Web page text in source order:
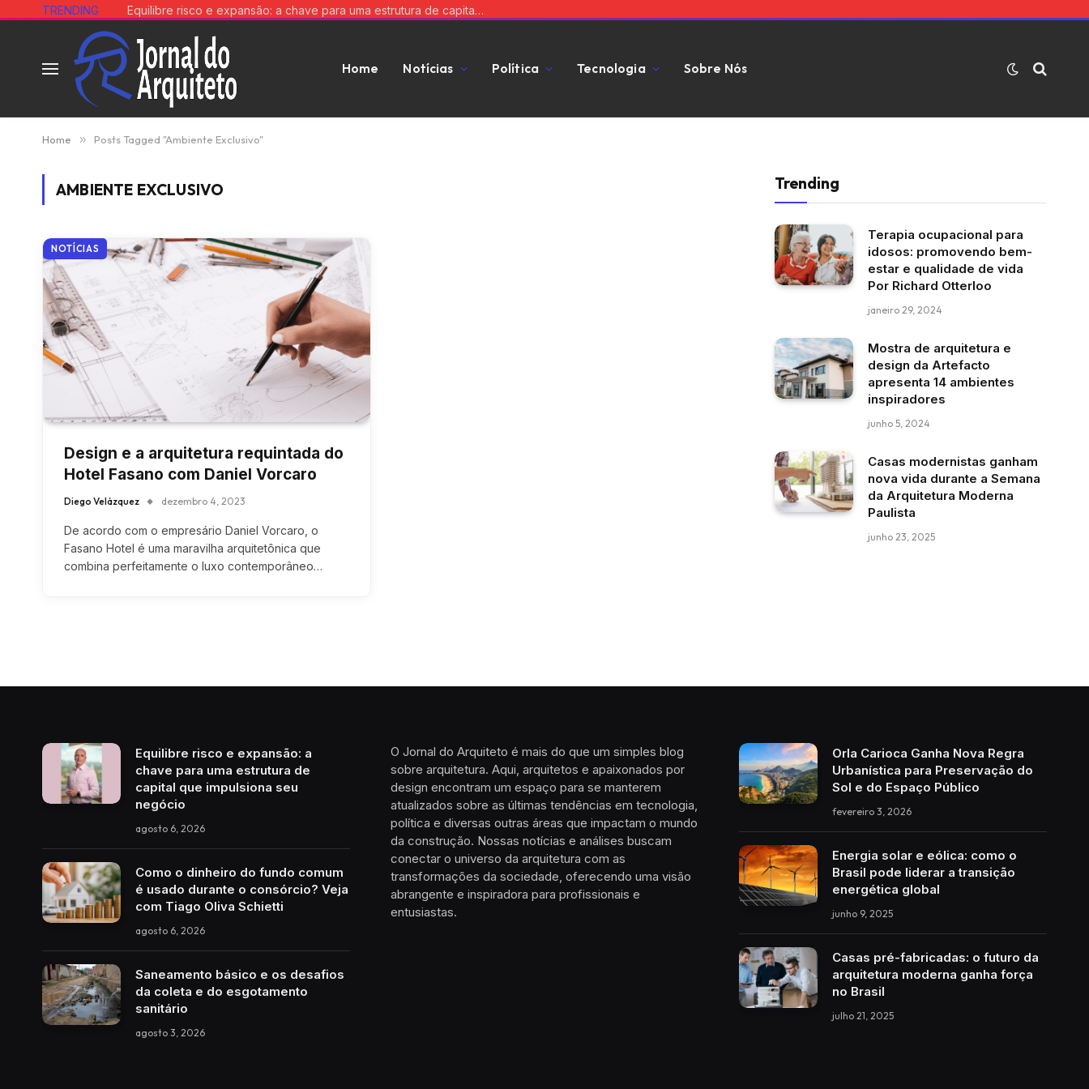
TRENDING Equilibre risco e expansão: a chave para uma estrutura de capital que impulsiona seu negócio
Home Notícias Política Tecnologia Sobre Nós
Home » Posts Tagged "Ambiente Exclusivo"
AMBIENTE EXCLUSIVO
NOTÍCIAS
Design e a arquitetura requintada do
Hotel Fasano com Daniel Vorcaro
Diego Velázquez dezembro 4, 2023
De acordo com o empresário Daniel Vorcaro, o
Fasano Hotel é uma maravilha arquitetônica que
combina perfeitamente o luxo contemporâneo…
Trending
Terapia ocupacional para
idosos: promovendo bem-
estar e qualidade de vida
Por Richard Otterloo
janeiro 29, 2024
Mostra de arquitetura e
design da Artefacto
apresenta 14 ambientes
inspiradores
junho 5, 2024
Casas modernistas ganham
nova vida durante a Semana
da Arquitetura Moderna
Paulista
junho 23, 2025
Equilibre risco e expansão: a
chave para uma estrutura de
capital que impulsiona seu
negócio
agosto 6, 2026
Como o dinheiro do fundo comum
é usado durante o consórcio? Veja
com Tiago Oliva Schietti
agosto 6, 2026
Saneamento básico e os desafios
da coleta e do esgotamento
sanitário
agosto 3, 2026
O Jornal do Arquiteto é mais do que um simples blog
sobre arquitetura. Aqui, arquitetos e apaixonados por
design encontram um espaço para se manterem
atualizados sobre as últimas tendências em tecnologia,
política e diversas outras áreas que impactam o mundo
da construção. Nossas notícias e análises buscam
conectar o universo da arquitetura com as
transformações da sociedade, oferecendo uma visão
abrangente e inspiradora para profissionais e
entusiastas.
Orla Carioca Ganha Nova Regra
Urbanística para Preservação do
Sol e do Espaço Público
fevereiro 3, 2026
Energia solar e eólica: como o
Brasil pode liderar a transição
energética global
junho 9, 2025
Casas pré-fabricadas: o futuro da
arquitetura moderna ganha força
no Brasil
julho 21, 2025